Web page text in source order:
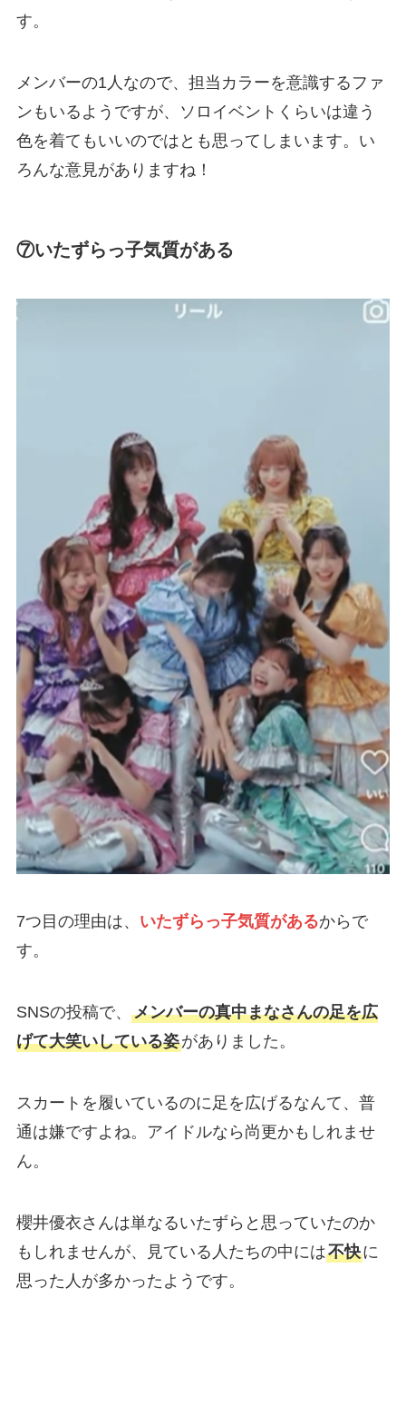
す。
メンバーの1人なので、担当カラーを意識するファ
ンもいるようですが、ソロイベントくらいは違う
色を着てもいいのではとも思ってしまいます。い
ろんな意見がありますね！
⑦いたずらっ子気質がある
7つ目の理由は、 いたずらっ子気質があるからで
す。
SNSの投稿で、 メンバーの真中まなさんの足を広
げて大笑いしている姿がありました。
スカートを履いているのに足を広げるなんて、普
通は嫌ですよね。アイドルなら尚更かもしれませ
ん。
櫻井優衣さんは単なるいたずらと思っていたのか
もしれませんが、見ている人たちの中には不快に
思った人が多かったようです。